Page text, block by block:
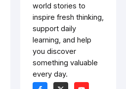
world stories to
inspire fresh thinking,
support daily
learning, and help
you discover
something valuable
every day.